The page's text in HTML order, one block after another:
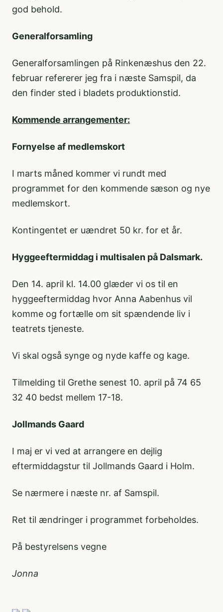
god behold.
Generalforsamling
Generalforsamlingen på Rinkenæshus den 22.
februar refererer jeg fra i næste Samspil, da
den finder sted i bladets produktionstid.
Kommende arrangementer:
Fornyelse af medlemskort
I marts måned kommer vi rundt med
programmet for den kommende sæson og nye
medlemskort.
Kontingentet er uændret 50 kr. for et år.
Hyggeeftermiddag i multisalen på Dalsmark.
Den 14. april kl. 14.00 glæder vi os til en
hyggeeftermiddag hvor Anna Aabenhus vil
komme og fortælle om sit spændende liv i
teatrets tjeneste.
Vi skal også synge og nyde kaffe og kage.
Tilmelding til Grethe senest 10. april på 74 65
32 40 bedst mellem 17-18.
Jollmands Gaard
I maj er vi ved at arrangere en dejlig
eftermiddagstur til Jollmands Gaard i Holm.
Se nærmere i næste nr. af Samspil.
Ret til ændringer i programmet forbeholdes.
På bestyrelsens vegne
Jonna